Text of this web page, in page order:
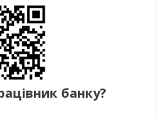
банку?